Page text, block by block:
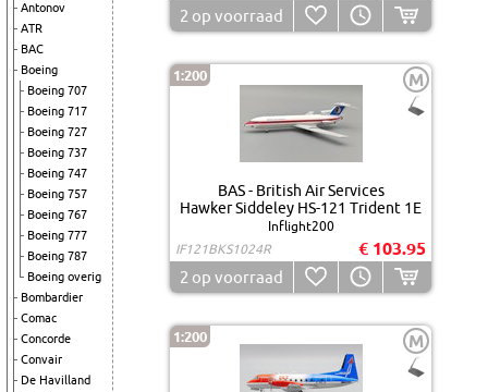
Antonov
ATR
BAC
Boeing
Boeing 707
Boeing 717
Boeing 727
Boeing 737
Boeing 747
Boeing 757
Boeing 767
Boeing 777
Boeing 787
Boeing overig
Bombardier
Comac
Concorde
Convair
De Havilland
2 op voorraad
1:200 M
BAS - British Air Services
Hawker Siddeley HS-121 Trident 1E
Inflight200
IF121BKS1024R
€ 103.95
2 op voorraad
1:200 M